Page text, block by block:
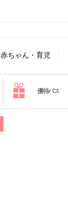
赤ちゃん・育児
優待パス